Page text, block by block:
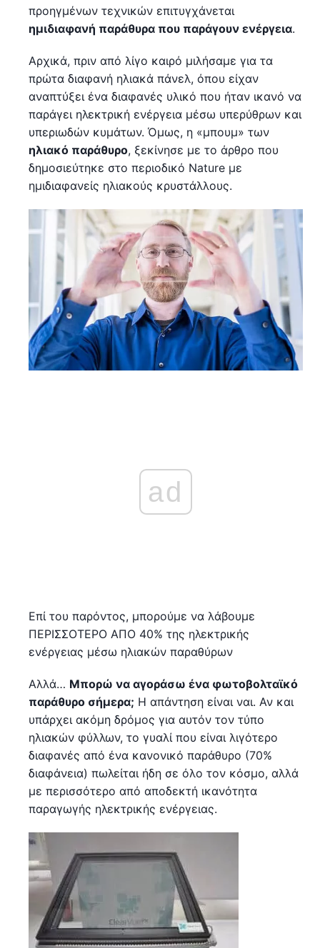
προηγμένων τεχνικών επιτυγχάνεται
ημιδιαφανή παράθυρα που παράγουν ενέργεια.
Αρχικά, πριν από λίγο καιρό μιλήσαμε για τα
πρώτα διαφανή ηλιακά πάνελ, όπου είχαν
αναπτύξει ένα διαφανές υλικό που ήταν ικανό να
παράγει ηλεκτρική ενέργεια μέσω υπερύθρων και
υπεριωδών κυμάτων. Όμως, η «μπουμ» των
ηλιακό παράθυρο, ξεκίνησε με το άρθρο που
δημοσιεύτηκε στο περιοδικό Nature με
ημιδιαφανείς ηλιακούς κρυστάλλους.
ad
Επί του παρόντος, μπορούμε να λάβουμε
ΠΕΡΙΣΣΟΤΕΡΟ ΑΠΟ 40% της ηλεκτρικής
ενέργειας μέσω ηλιακών παραθύρων
Αλλά… Μπορώ να αγοράσω ένα φωτοβολταϊκό
παράθυρο σήμερα; Η απάντηση είναι ναι. Αν και
υπάρχει ακόμη δρόμος για αυτόν τον τύπο
ηλιακών φύλλων, το γυαλί που είναι λιγότερο
διαφανές από ένα κανονικό παράθυρο (70%
διαφάνεια) πωλείται ήδη σε όλο τον κόσμο, αλλά
με περισσότερο από αποδεκτή ικανότητα
παραγωγής ηλεκτρικής ενέργειας.